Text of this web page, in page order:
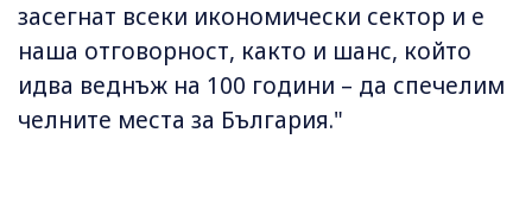
засегнат всеки икономически сектор и е
наша отговорност, както и шанс, който
идва веднъж на 100 години – да спечелим
челните места за България."